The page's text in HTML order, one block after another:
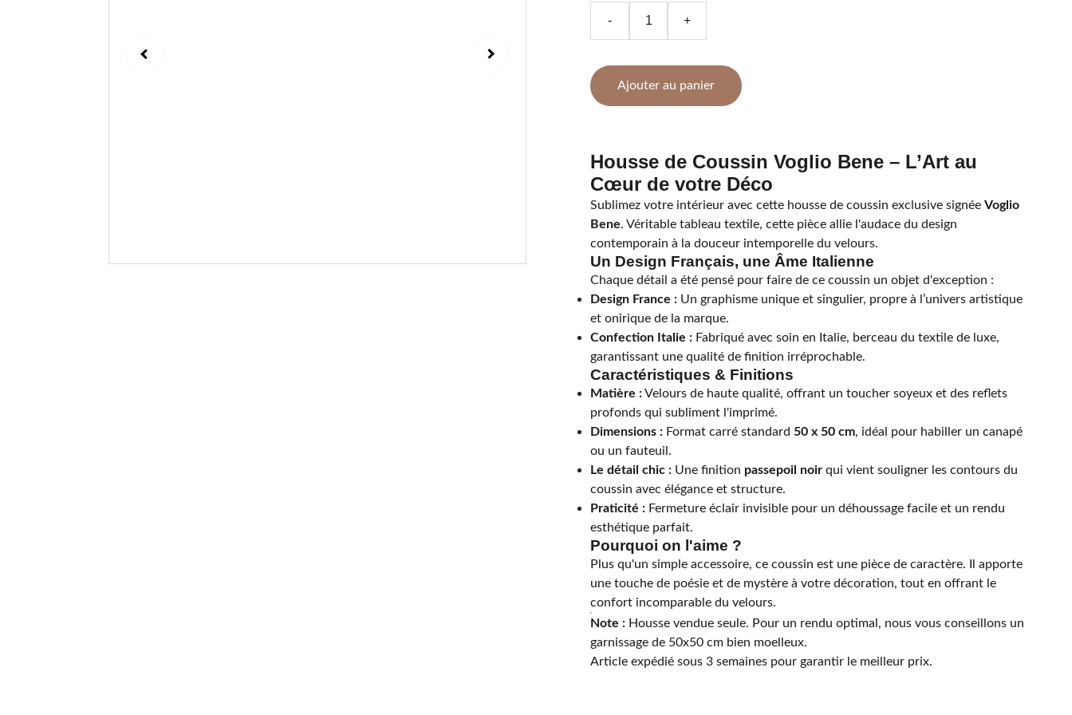
- +
Ajouter au panier
Housse de Coussin Voglio Bene – L’Art au
Cœur de votre Déco
Sublimez votre intérieur avec cette housse de coussin exclusive signée Voglio
Bene. Véritable tableau textile, cette pièce allie l'audace du design
contemporain à la douceur intemporelle du velours.
Un Design Français, une Âme Italienne
Chaque détail a été pensé pour faire de ce coussin un objet d'exception :
Design France : Un graphisme unique et singulier, propre à l’univers artistique
et onirique de la marque.
Confection Italie : Fabriqué avec soin en Italie, berceau du textile de luxe,
garantissant une qualité de finition irréprochable.
Caractéristiques & Finitions
Matière :Velours de haute qualité, offrant un toucher soyeux et des reflets
profonds qui subliment l'imprimé.
Dimensions : Format carré standard 50 x 50 cm, idéal pour habiller un canapé
ou un fauteuil.
Le détail chic : Une finition passepoil noir qui vient souligner les contours du
coussin avec élégance et structure.
Praticité : Fermeture éclair invisible pour un déhoussage facile et un rendu
esthétique parfait.
Pourquoi on l'aime ?
Plus qu'un simple accessoire, ce coussin est une pièce de caractère. Il apporte
une touche de poésie et de mystère à votre décoration, tout en offrant le
confort incomparable du velours.
Note : Housse vendue seule. Pour un rendu optimal, nous vous conseillons un
garnissage de 50x50 cm bien moelleux.
Article expédié sous 3 semaines pour garantir le meilleur prix.